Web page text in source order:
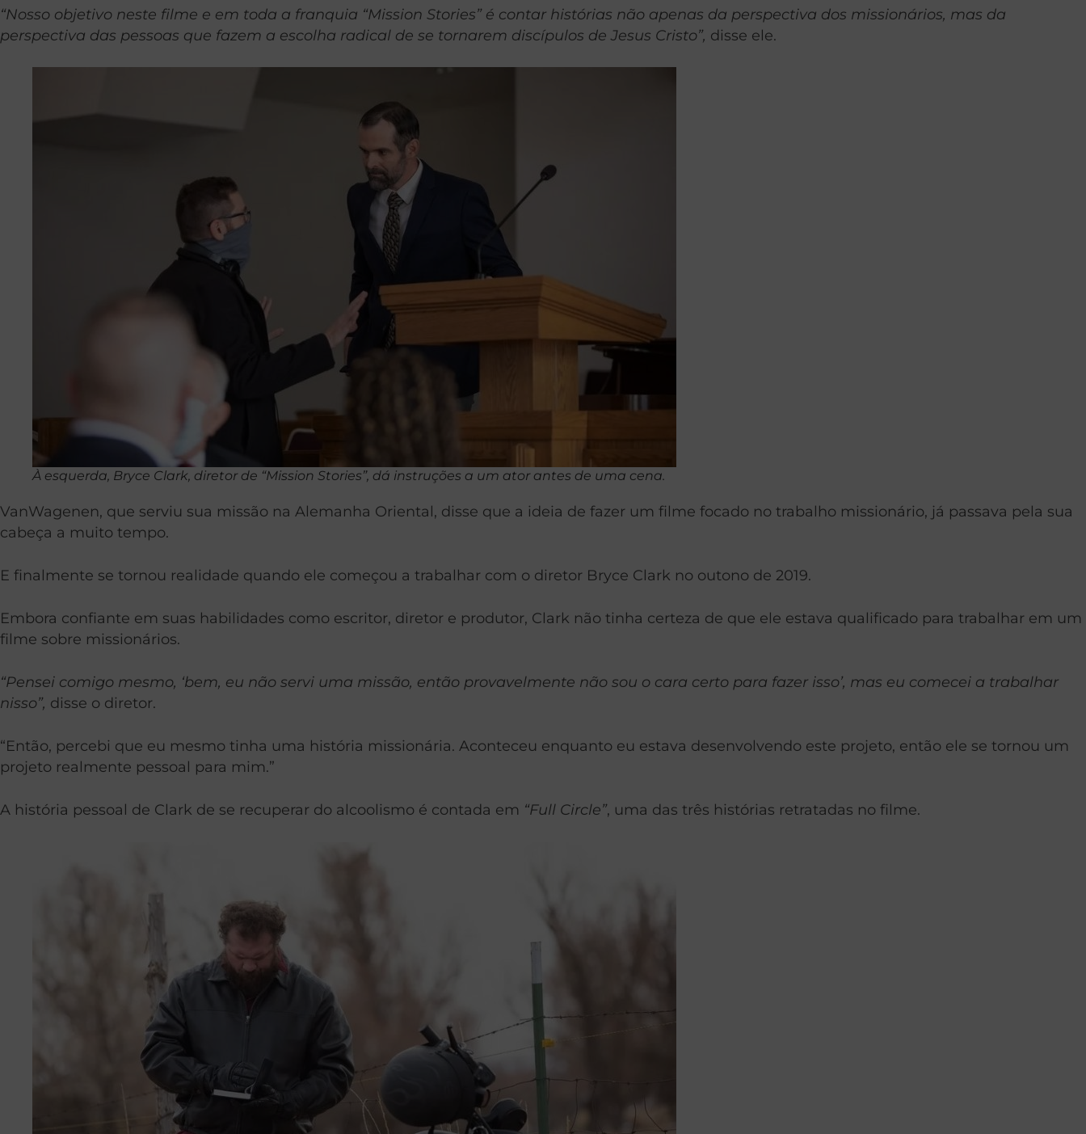
“Nosso objetivo neste filme e em toda a franquia “Mission Stories” é contar histórias não apenas da perspectiva dos missionários, mas da
perspectiva das pessoas que fazem a escolha radical de se tornarem discípulos de Jesus Cristo”, disse ele.
À esquerda, Bryce Clark, diretor de “Mission Stories”, dá instruções a um ator antes de uma cena.
VanWagenen, que serviu sua missão na Alemanha Oriental, disse que a ideia de fazer um filme focado no trabalho missionário, já passava pela sua
cabeça a muito tempo.
E finalmente se tornou realidade quando ele começou a trabalhar com o diretor Bryce Clark no outono de 2019.
Embora confiante em suas habilidades como escritor, diretor e produtor, Clark não tinha certeza de que ele estava qualificado para trabalhar em um
filme sobre missionários.
“Pensei comigo mesmo, ‘bem, eu não servi uma missão, então provavelmente não sou o cara certo para fazer isso’, mas eu comecei a trabalhar
nisso”, disse o diretor.
“Então, percebi que eu mesmo tinha uma história missionária. Aconteceu enquanto eu estava desenvolvendo este projeto, então ele se tornou um
projeto realmente pessoal para mim.”
A história pessoal de Clark de se recuperar do alcoolismo é contada em “Full Circle”, uma das três histórias retratadas no filme.